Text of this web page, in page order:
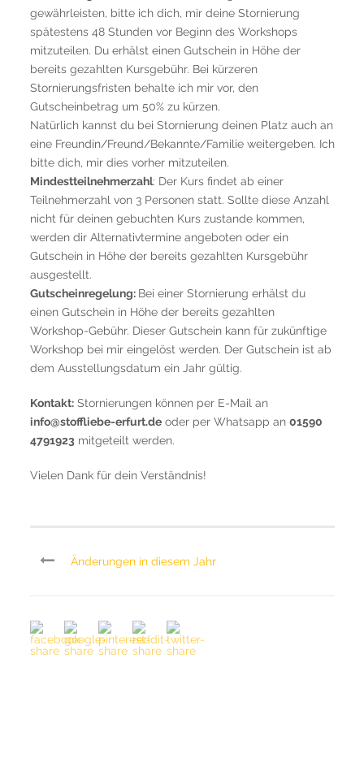
gewährleisten, bitte ich dich, mir deine Stornierung
spätestens 48 Stunden vor Beginn des Workshops
mitzuteilen. Du erhälst einen Gutschein in Höhe der
bereits gezahlten Kursgebühr. Bei kürzeren
Stornierungsfristen behalte ich mir vor, den
Gutscheinbetrag um 50% zu kürzen.
Natürlich kannst du bei Stornierung deinen Platz auch an
eine Freundin/Freund/Bekannte/Familie weitergeben. Ich
bitte dich, mir dies vorher mitzuteilen.
Mindestteilnehmerzahl: Der Kurs findet ab einer
Teilnehmerzahl von 3 Personen statt. Sollte diese Anzahl
nicht für deinen gebuchten Kurs zustande kommen,
werden dir Alternativtermine angeboten oder ein
Gutschein in Höhe der bereits gezahlten Kursgebühr
ausgestellt.
Gutscheinregelung: Bei einer Stornierung erhälst du
einen Gutschein in Höhe der bereits gezahlten
Workshop-Gebühr. Dieser Gutschein kann für zukünftige
Workshop bei mir eingelöst werden. Der Gutschein ist ab
dem Ausstellungsdatum ein Jahr gültig.
Kontakt:Stornierungen können per E-Mail an
info@stoffliebe-erfurt.deoder per Whatsapp an 01590
4791923 mitgeteilt werden.
Vielen Dank für dein Verständnis!
Änderungen in diesem Jahr